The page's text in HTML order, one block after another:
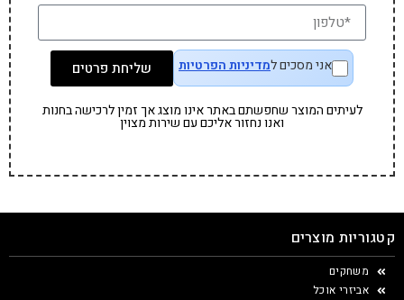
אני מסכים למדיניות הפרטיות שליחת פרטים
לעיתים המוצר שחפשתם באתר אינו מוצג אך זמין לרכישה בחנות
ואנו נחזור אליכם עם שירות מצוין
קטגוריות מוצרים
משחקים
אביזרי אוכל